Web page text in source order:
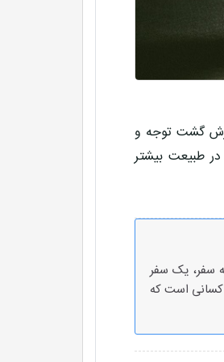
گشت توجه و
طبیعت بیشتر
سفر، یک سفر
کسانی است که